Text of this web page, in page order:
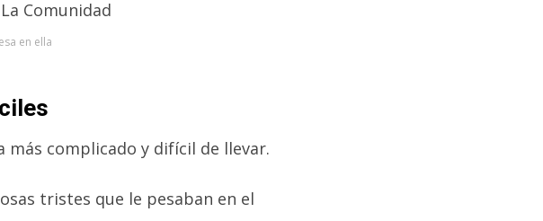
en ella
más complicado y difícil de llevar.
tristes que le pesaban en el